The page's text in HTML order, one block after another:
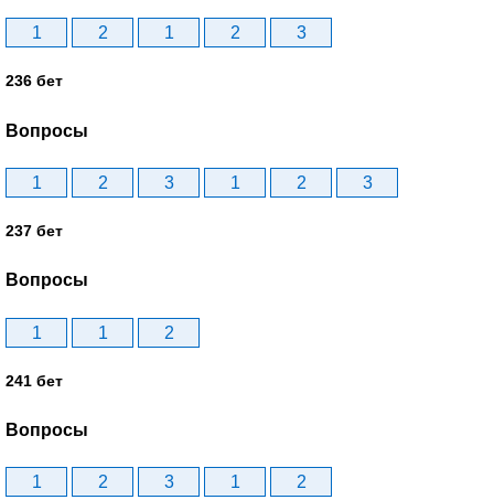
1 2 1 2 3
236 бет
Вопросы
1 2 3 1 2 3
237 бет
Вопросы
1 1 2
241 бет
Вопросы
1 2 3 1 2